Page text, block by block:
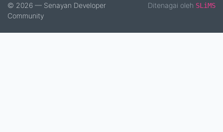
© 2026 — Senayan Developer
Community
Ditenagai oleh SLiMS